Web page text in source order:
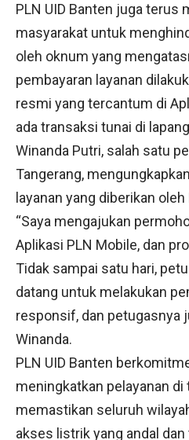
PLN UID Banten juga terus
masyarakat untuk
oleh oknum yang
pembayaran layanan
resmi yang tercantum di
ada transaksi tunai di
Winanda Putri, salah satu
Tangerang,
layanan yang diberikan oleh
“Saya mengajukan
Aplikasi PLN Mobile, dan
Tidak sampai satu hari,
datang untuk melakukan
responsif, dan petugasnya
Winanda.
PLN UID Banten
meningkatkan pelayanan di
memastikan seluruh
akses listrik yang andal